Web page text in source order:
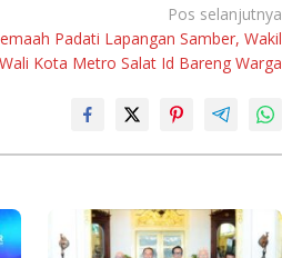
Pos selanjutnya
Padati Lapangan Samber, Wakil
Wali Kota Metro Salat Id Bareng Warga